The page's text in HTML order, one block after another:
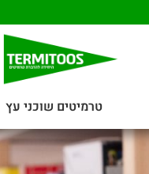
טרמיטים שוכני עץ